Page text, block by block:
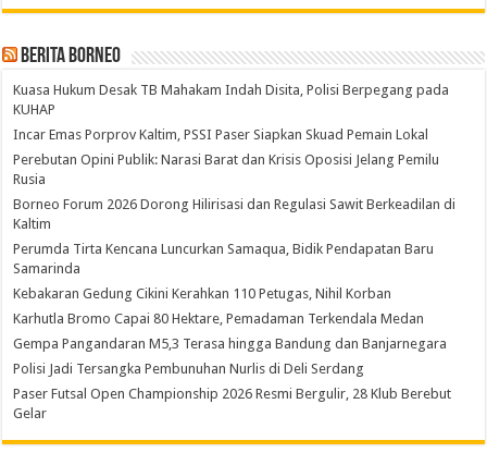
Berita Borneo
Kuasa Hukum Desak TB Mahakam Indah Disita, Polisi Berpegang pada
KUHAP
Incar Emas Porprov Kaltim, PSSI Paser Siapkan Skuad Pemain Lokal
Perebutan Opini Publik: Narasi Barat dan Krisis Oposisi Jelang Pemilu
Rusia
Borneo Forum 2026 Dorong Hilirisasi dan Regulasi Sawit Berkeadilan di
Kaltim
Perumda Tirta Kencana Luncurkan Samaqua, Bidik Pendapatan Baru
Samarinda
Kebakaran Gedung Cikini Kerahkan 110 Petugas, Nihil Korban
Karhutla Bromo Capai 80 Hektare, Pemadaman Terkendala Medan
Gempa Pangandaran M5,3 Terasa hingga Bandung dan Banjarnegara
Polisi Jadi Tersangka Pembunuhan Nurlis di Deli Serdang
Paser Futsal Open Championship 2026 Resmi Bergulir, 28 Klub Berebut
Gelar